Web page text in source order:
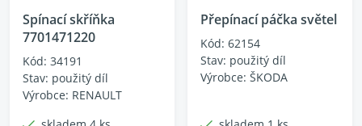
Spínací skříňka
7701471220
Kód: 34191
Stav: použitý díl
Výrobce: RENAULT
Přepínací páčka světel
Kód: 62154
Stav: použitý díl
Výrobce: ŠKODA